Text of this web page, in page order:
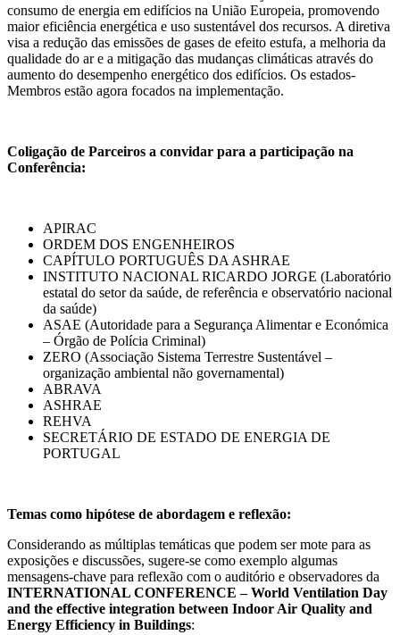
consumo de energia em edifícios na União Europeia, promovendo
maior eficiência energética e uso sustentável dos recursos. A diretiva
visa a redução das emissões de gases de efeito estufa, a melhoria da
qualidade do ar e a mitigação das mudanças climáticas através do
aumento do desempenho energético dos edifícios. Os estados-
Membros estão agora focados na implementação.
Coligação de Parceiros a convidar para a participação na
Conferência:
APIRAC
ORDEM DOS ENGENHEIROS
CAPÍTULO PORTUGUÊS DA ASHRAE
INSTITUTO NACIONAL RICARDO JORGE (Laboratório
estatal do setor da saúde, de referência e observatório nacional
da saúde)
ASAE (Autoridade para a Segurança Alimentar e Económica
– Órgão de Polícia Criminal)
ZERO (Associação Sistema Terrestre Sustentável –
organização ambiental não governamental)
ABRAVA
ASHRAE
REHVA
SECRETÁRIO DE ESTADO DE ENERGIA DE
PORTUGAL
Temas como hipótese de abordagem e reflexão:
Considerando as múltiplas temáticas que podem ser mote para as
exposições e discussões, sugere-se como exemplo algumas
mensagens-chave para reflexão com o auditório e observadores da
INTERNATIONAL CONFERENCE – World Ventilation Day
and the effective integration between Indoor Air Quality and
Energy Efficiency in Buildings: